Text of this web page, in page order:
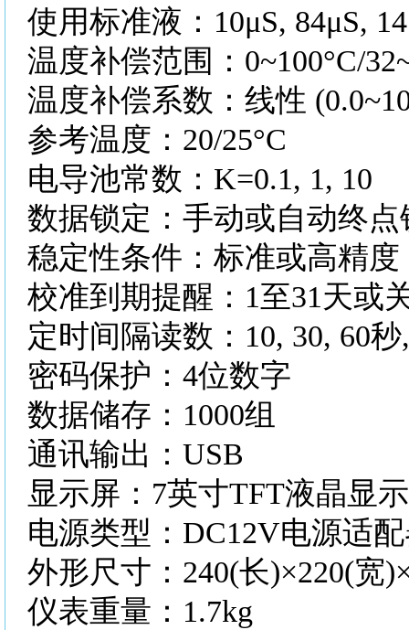
使用标准液： 10μS, 84μS,
温度补偿范围： 0~100°C/
温度补偿系数：线性
参考温度： 20/25°C
电导池常数： K=0.1, 1, 10
数据锁定：手动或自动终点
稳定性条件：标准或高精度
校准到期提醒： 1至31天或
定时间隔读数： 10, 30, 60
密码保护： 4位数字
数据储存： 1000组
通讯输出： USB
显示屏： 7英寸TFT液晶显
电源类型： DC12V电源适
外形尺寸： 240(长)×220(宽
仪表重量： 1.7kg